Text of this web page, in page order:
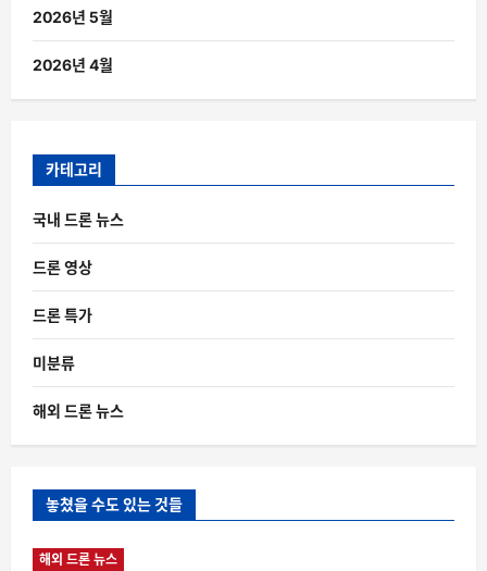
2026년 5월
2026년 4월
카테고리
국내 드론 뉴스
드론 영상
드론 특가
미분류
해외 드론 뉴스
놓쳤을 수도 있는 것들
해외 드론 뉴스